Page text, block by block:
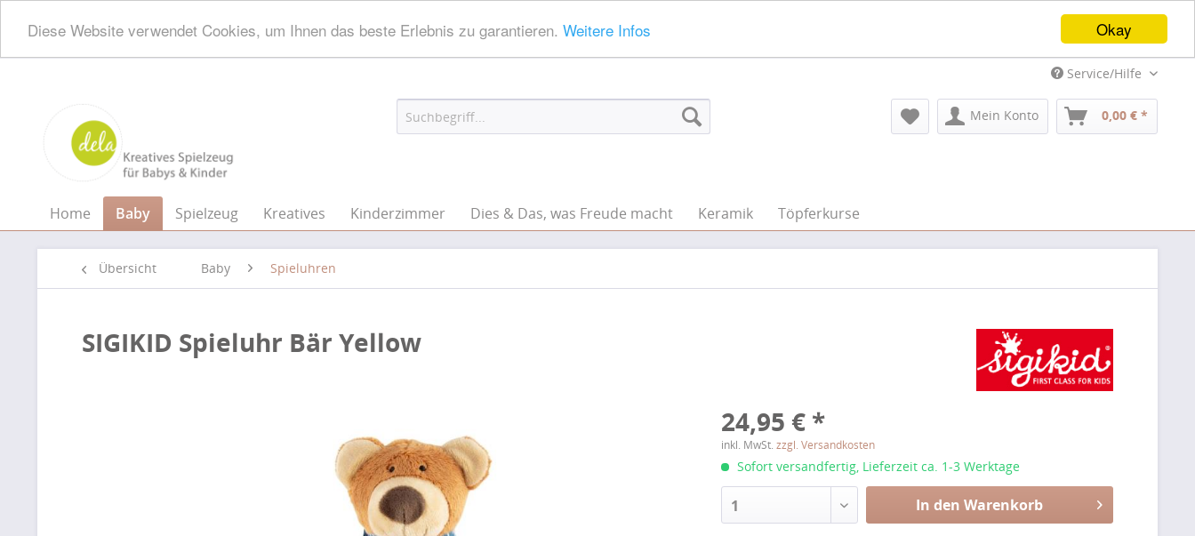
Okay
Diese Website verwendet Cookies, um Ihnen das beste Erlebnis zu garantieren. Weitere Infos
Service/Hilfe
Mein Konto 0,00 € *
Home Baby Spielzeug Kreatives Kinderzimmer Dies & Das, was Freude macht Keramik Töpferkurse
Übersicht Baby Spieluhren
SIGIKID Spieluhr Bär Yellow
24,95 € *
inkl. MwSt.zzgl. Versandkosten
Sofort versandfertig, Lieferzeit ca. 1-3 Werktage
1 In den Warenkorb